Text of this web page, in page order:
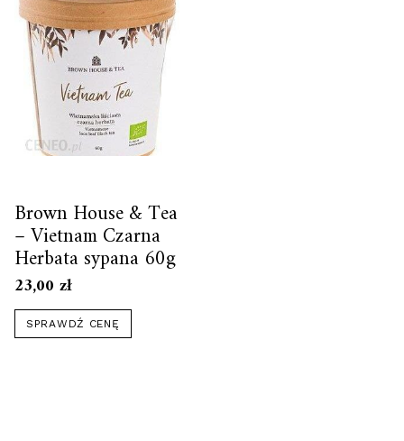
Brown House & Tea
– Vietnam Czarna
Herbata sypana 60g
23,00 zł
SPRAWDŹ CENĘ